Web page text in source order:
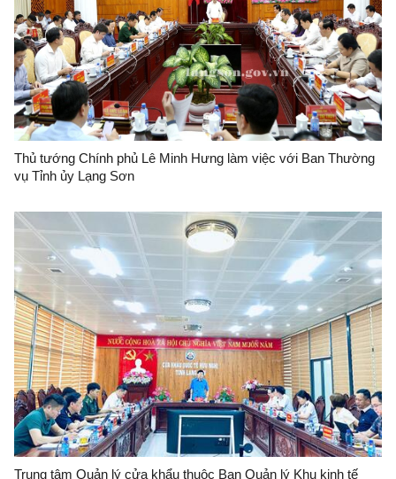
Thủ tướng Chính phủ Lê Minh Hưng làm việc với Ban Thường
vụ Tỉnh ủy Lạng Sơn
Trung tâm Quản lý cửa khẩu thuộc Ban Quản lý Khu kinh tế